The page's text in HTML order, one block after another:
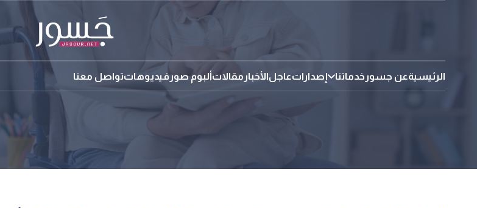
الرئيسيةعن جسور خدماتنا إصداراتعاجلالأخبار مقالاتألبوم صورفيديوهاتتواصل معنا